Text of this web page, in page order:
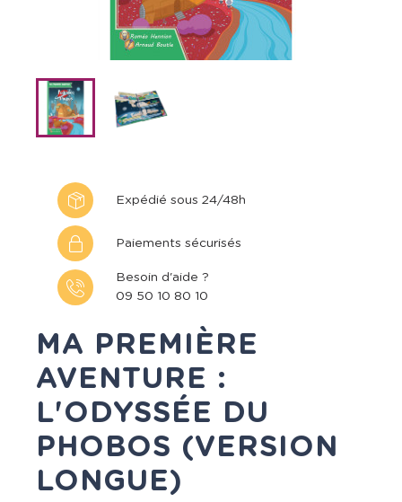
Expédié sous 24/48h
Paiements sécurisés
Besoin d'aide ?
09 50 10 80 10
MA PREMIÈRE
AVENTURE :
L'ODYSSÉE DU
PHOBOS (VERSION
LONGUE)